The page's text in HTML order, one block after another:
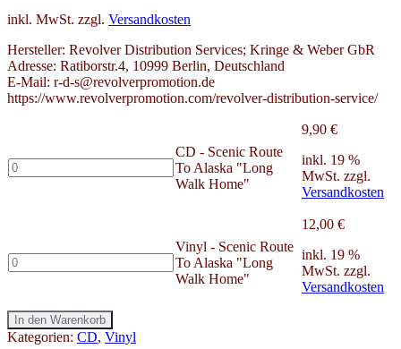
inkl. MwSt. zzgl. Versandkosten
Hersteller: Revolver Distribution Services; Kringe & Weber GbR
Adresse: Ratiborstr.4, 10999 Berlin, Deutschland
E-Mail: r-d-s@revolverpromotion.de
https://www.revolverpromotion.com/revolver-distribution-service/
CD
-
"Long
Menge
CD - Scenic Route
To Alaska "Long
Walk Home"
9,90 €
inkl. 19 %
MwSt. zzgl.
Versandkosten
Vinyl
-
Route
To
Alaska
Vinyl - Scenic Route
To Alaska "Long
Walk Home"
12,00 €
inkl. 19 %
MwSt. zzgl.
Versandkosten
In den Warenkorb
Kategorien: CD, Vinyl